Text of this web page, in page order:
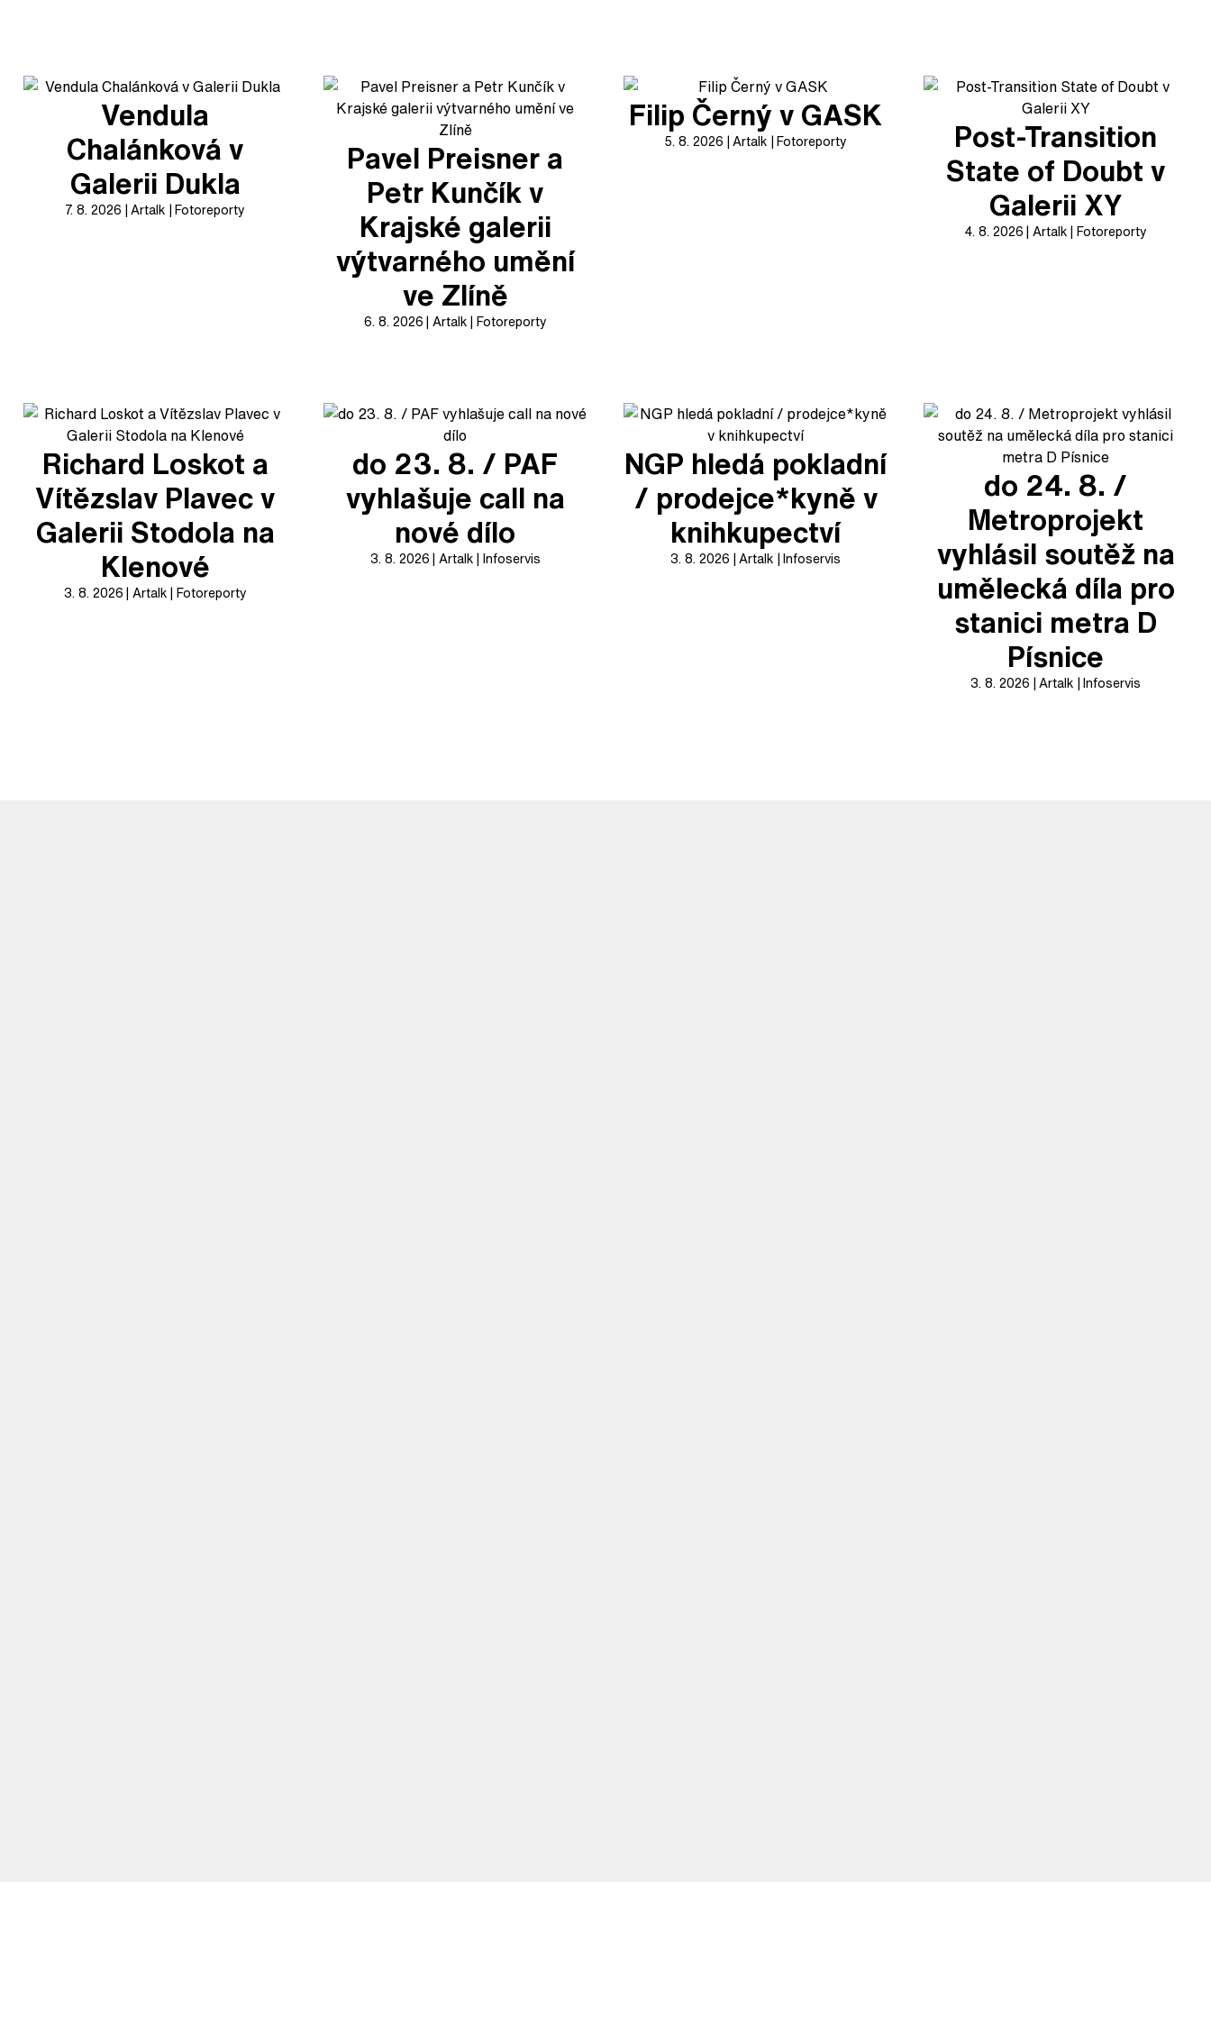
Vendula
Chalánková v
Galerii Dukla
7. 8. 2026 Artalk Fotoreporty
Pavel Preisner a
Petr Kunčík v
Krajské galerii
výtvarného umění
ve Zlíně
6. 8. 2026 Artalk Fotoreporty
Filip Černý v GASK
5. 8. 2026 Artalk Fotoreporty
Post-Transition
State of Doubt v
Galerii XY
4. 8. 2026 Artalk Fotoreporty
Richard Loskot a
Vítězslav Plavec v
Galerii Stodola na
Klenové
3. 8. 2026 Artalk Fotoreporty
do 23. 8. / PAF
vyhlašuje call na
nové dílo
3. 8. 2026 Artalk Infoservis
NGP hledá pokladní
/ prodejce*kyně v
knihkupectví
3. 8. 2026 Artalk Infoservis
do 24. 8. /
Metroprojekt
vyhlásil soutěž na
umělecká díla pro
stanici metra D
Písnice
3. 8. 2026 Artalk Infoservis